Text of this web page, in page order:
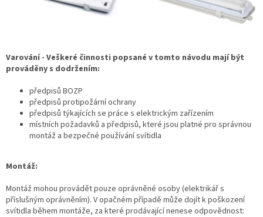
Varování - Veškeré činnosti popsané v tomto návodu mají být
prováděny s dodržením:
předpisů BOZP
předpisů protipožární ochrany
předpisů týkajících se práce s elektrickým zařízením
místních požadavků a předpisů, které jsou platné pro správnou
montáž a bezpečné používání svítidla
Montáž:
Montáž mohou provádět pouze oprávněné osoby (elektrikář s
příslušným oprávněním). V opačném případě může dojít k poškození
svítidla během montáže, za které prodávající nenese odpovědnost: